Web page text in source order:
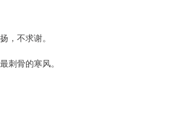
，不求谢。
刺骨的寒风。